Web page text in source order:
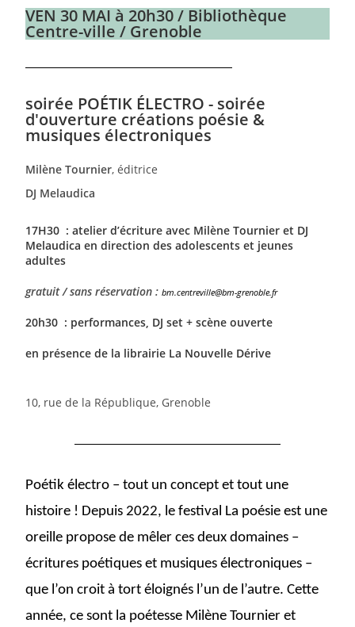
VEN 30 MAI à 20h30 / Bibliothèque
Centre-ville / Grenoble
soirée POÉTIK ÉLECTRO - soirée
d'ouverture créations poésie &
musiques électroniques
Milène Tournier, éditrice
DJ Melaudica
17H30 : atelier d’écriture avec Milène Tournier et DJ
Melaudica en direction des adolescents et jeunes
adultes
gratuit / sans réservation :bm.centreville@bm-grenoble.fr
20h30 : performances, DJ set + scène ouverte
en présence de la librairie La Nouvelle Dérive
10, rue de la République, Grenoble
Poétik électro – tout un concept et tout une
histoire ! Depuis 2022, le festival La poésie est une
oreille propose de mêler ces deux domaines –
écritures poétiques et musiques électroniques –
que l’on croit à tort éloignés l’un de l’autre. Cette
année, ce sont la poétesse Milène Tournier et